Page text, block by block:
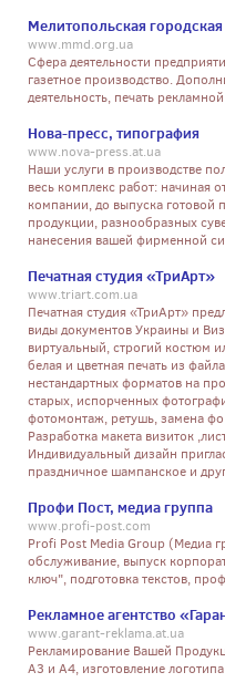
Мелитопольская
www.mmd.org.ua
Сфера деятельности
газетное производство.
деятельность, печать
Нова-пресс, типография
www.nova-press.at.ua
Наши услуги в производстве
весь комплекс работ: начиная
компании, до выпуска готовой
продукции, разнообразных
нанесения вашей фирменной
Печатная студия «ТриАрт»
www.triart.com.ua
Печатная студия «ТриАрт»
виды документов Украины и
виртуальный, строгий костюм
белая и цветная печать из
нестандартных форматов на
старых, испорченных
фотомонтаж, ретушь, замена
Разработка макета визиток
Индивидуальный дизайн
праздничное шампанское и
Профи Пост, медиа группа
www.profi-post.com
Profi Post Media Group (Медиа
обслуживание, выпуск
ключ", подготовка текстов,
Рекламное агентство
www.garant-reklama.at.ua
Рекламирование Вашей
А3 и А4, изготовление